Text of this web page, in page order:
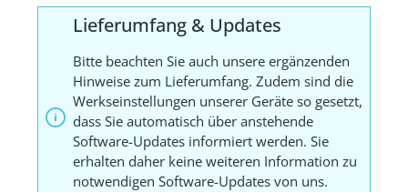
Lieferumfang & Updates
Bitte beachten Sie auch unsere ergänzenden
Hinweise zum Lieferumfang. Zudem sind die
Werkseinstellungen unserer Geräte so gesetzt,
dass Sie automatisch über anstehende
Software-Updates informiert werden. Sie
erhalten daher keine weiteren Information zu
notwendigen Software-Updates von uns.